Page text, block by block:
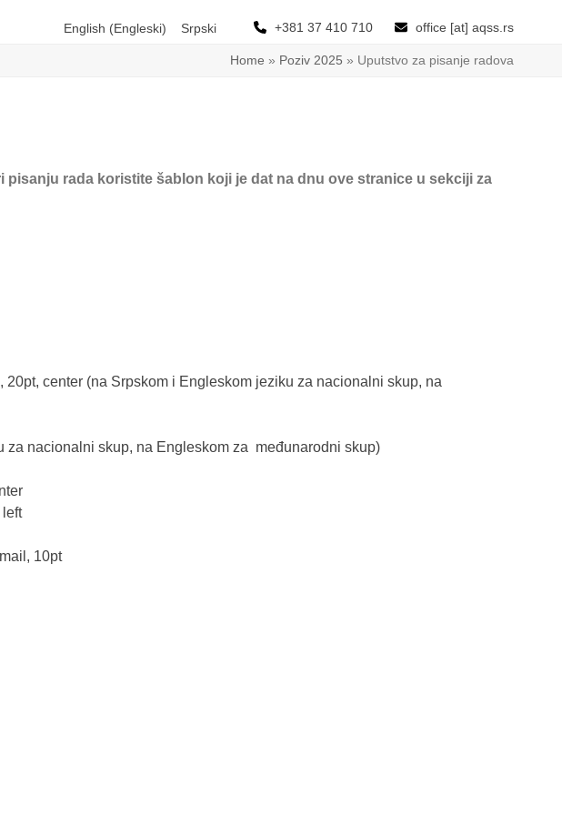
English (Engleski) Srpski +381 37 410 710 office [at] aqss.rs
Home » Poziv 2025 » Uputstvo za pisanje radova
rada koristite šablon koji je dat na dnu ove stranice u sekciji za
center (na Srpskom i Engleskom jeziku za nacionalni skup, na
za nacionalni skup, na Engleskom za međunarodni skup)
left
10pt